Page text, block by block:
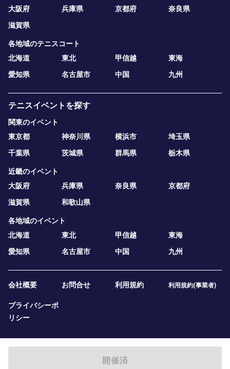
開催済
大阪府
兵庫県 京都府
奈良県
滋賀県
各地域のテニスコート
北海道
東北 甲信越
東海
愛知県
名古屋市 中国 九州
テニスイベントを探す
関東のイベント
東京都
神奈川県 横浜市
埼玉県
千葉県
茨城県 群馬県 栃木県
近畿のイベント
大阪府
兵庫県 奈良県
京都府
滋賀県
和歌山県
各地域のイベント
北海道
東北 甲信越
東海
愛知県
名古屋市 中国 九州
会社概要 お問合せ 利用規約 利用規約(事業者)
プライバシーポ
リシー